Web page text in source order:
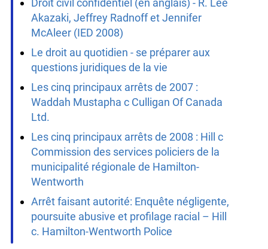
Série de ressources d'éducation juridique
pour les étudiants d'ALS – Droit civil
Droit civil confidentiel (en anglais) - R. Lee
Akazaki, Jeffrey Radnoff et Jennifer
McAleer (IED 2008)
Le droit au quotidien - se préparer aux
questions juridiques de la vie
Waddah Mustapha c Culligan Of Canada
Ltd.
Les cinq principaux arrêts de 2008 : Hill c
municipalité régionale de Hamilton-
Wentworth